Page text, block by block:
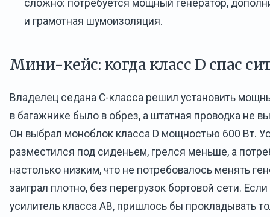
сложно: потребуется мощный генератор,
и грамотная шумоизоляция.
Мини-кейс: когда класс D спас
Владелец седана C-класса решил установить
в багажнике было в обрез, а штатная проводка не
Он выбрал моноблок класса D мощностью 600 Вт.
разместился под сиденьем, грелся меньше, а
настолько низким, что не потребовалось менять
заиграл плотно, без перегрузок бортовой сети.
усилитель класса AB, пришлось бы прокладывать